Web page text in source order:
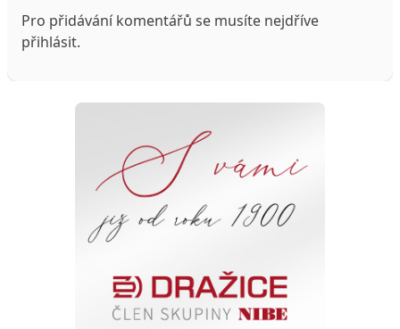
Pro přidávání komentářů se musíte nejdříve
přihlásit.